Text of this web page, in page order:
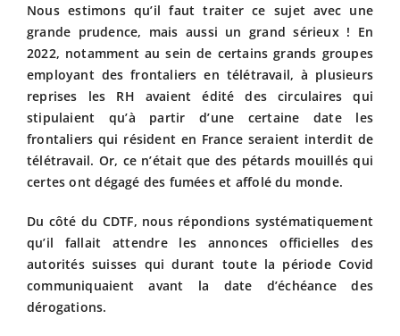
Nous estimons qu’il faut traiter ce sujet avec une
grande prudence, mais aussi un grand sérieux ! En
2022, notamment au sein de certains grands groupes
employant des frontaliers en télétravail, à plusieurs
reprises les RH avaient édité des circulaires qui
stipulaient qu’à partir d’une certaine date les
frontaliers qui résident en France seraient interdit de
télétravail. Or, ce n’était que des pétards mouillés qui
certes ont dégagé des fumées et affolé du monde.
Du côté du CDTF, nous répondions systématiquement
qu’il fallait attendre les annonces officielles des
autorités suisses qui durant toute la période Covid
communiquaient avant la date d’échéance des
dérogations.